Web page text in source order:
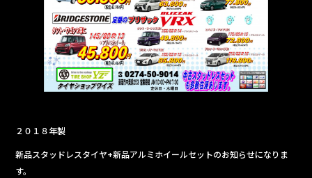
o
o
k
２０１８年製
新品スタッドレスタイヤ+新品アルミホイールセットのお知らせになりま
す。